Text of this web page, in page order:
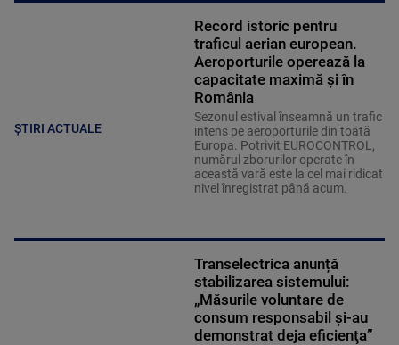
ȘTIRI ACTUALE
Record istoric pentru
traficul aerian european.
Aeroporturile operează la
capacitate maximă și în
România
Sezonul estival înseamnă un trafic
intens pe aeroporturile din toată
Europa. Potrivit EUROCONTROL,
numărul zborurilor operate în
această vară este la cel mai ridicat
nivel înregistrat până acum.
Transelectrica anunță
stabilizarea sistemului:
„Măsurile voluntare de
consum responsabil şi-au
demonstrat deja eficienţa”